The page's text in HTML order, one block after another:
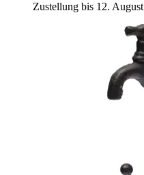
Zustellung bis 12. August